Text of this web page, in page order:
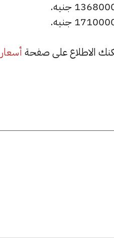
أسعار